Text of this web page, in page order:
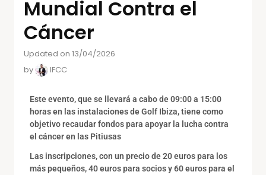
Mundial Contra el
Cáncer
Updated on 13/04/2026
by
IFCC
Este evento, que se llevará a cabo de 09:00 a 15:00
horas en las instalaciones de Golf Ibiza, tiene como
objetivo recaudar fondos para apoyar la lucha contra
el cáncer en las Pitiusas
Las inscripciones, con un precio de 20 euros para los
más pequeños, 40 euros para socios y 60 euros para el